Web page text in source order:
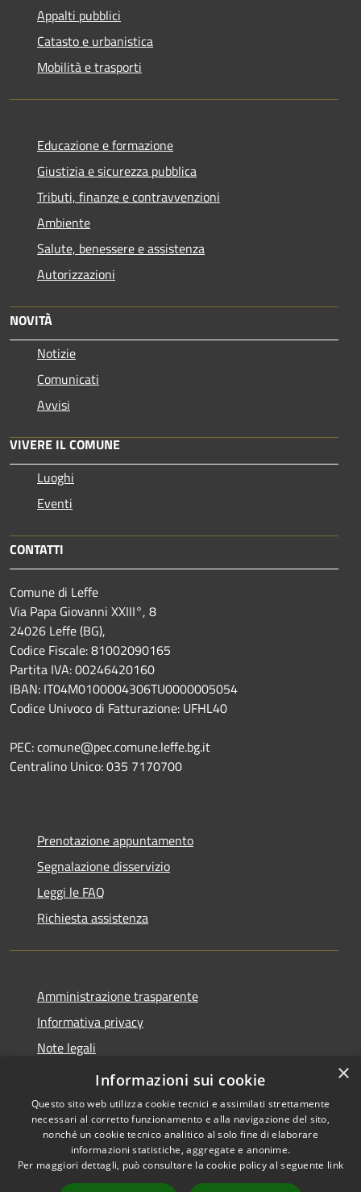
Appalti pubblici
Catasto e urbanistica
Mobilità e trasporti
Educazione e formazione
Giustizia e sicurezza pubblica
Tributi, finanze e contravvenzioni
Ambiente
Salute, benessere e assistenza
Autorizzazioni
NOVITÀ
Notizie
Comunicati
Avvisi
VIVERE IL COMUNE
Luoghi
Eventi
CONTATTI
Comune di Leffe
Via Papa Giovanni XXIII°, 8
24026 Leffe (BG),
Codice Fiscale: 81002090165
Partita IVA: 00246420160
IBAN: IT04M0100004306TU0000005054
Codice Univoco di Fatturazione: UFHL40
PEC: comune@pec.comune.leffe.bg.it
Centralino Unico: 035 7170700
Prenotazione appuntamento
Segnalazione disservizio
Leggi le FAQ
Richiesta assistenza
Amministrazione trasparente
Informativa privacy
Note legali
Dichiarazione di accessibilità
Accessibilità
Copyright © 2026 • Comune di
Leffe • Powered by
×
Informazioni sui cookie
Questo sito web utilizza cookie tecnici e assimilati strettamente
necessari al corretto funzionamento e alla navigazione del sito,
nonché un cookie tecnico analitico al solo fine di elaborare
informazioni statistiche, aggregate e anonime.
Per maggiori dettagli, può consultare la cookie policy al seguente link